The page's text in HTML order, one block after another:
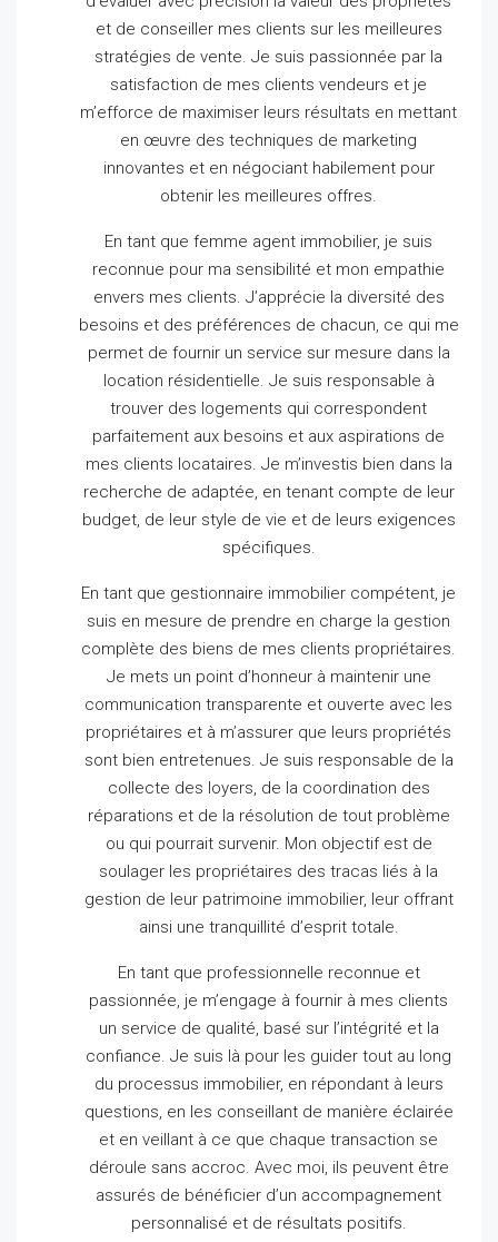
et de conseiller mes clients sur les meilleures
stratégies de vente.Je suis passionnée par la
satisfaction de mes clients vendeurs et je
m’efforce de maximiser leurs résultats en mettant
en œuvre des techniques de marketing
innovantes et en négociant habilement pour
obtenir les meilleures offres.
En tant que femme agent immobilier, je suis
reconnue pour ma sensibilité et mon empathie
envers mes clients. J’apprécie la diversité des
besoins et des préférences de chacun, ce qui me
permet de fournir un service sur mesure dans la
location résidentielle. Je suis responsable à
trouver des logements qui correspondent
parfaitement aux besoins et aux aspirations de
mes clients locataires. Je m’investis bien dans la
recherche de adaptée, en tenant compte de leur
budget, de leur style de vie et de leurs exigences
spécifiques.
En tant que gestionnaire immobilier compétent, je
suis en mesure de prendre en charge la gestion
complète des biens de mes clients propriétaires.
Je mets un point d’honneur à maintenir une
communication transparente et ouverte avec les
propriétaires et à m’assurer que leurs propriétés
sont bien entretenues. Je suis responsable de la
collecte des loyers, de la coordination des
réparations et de la résolution de tout problème
ou qui pourrait survenir. Mon objectif est de
soulager les propriétaires des tracas liés à la
gestion de leur patrimoine immobilier, leur offrant
ainsi une tranquillité d’esprit totale.
En tant que professionnelle reconnue et
passionnée, je m’engage à fournir à mes clients
un service de qualité, basé sur l’intégrité et la
confiance.Je suis là pour les guider tout au long
du processus immobilier, en répondant à leurs
questions, en les conseillant de manière éclairée
et en veillant à ce que chaque transaction se
déroule sans accroc. Avec moi, ils peuvent être
assurés de bénéficier d’un accompagnement
personnalisé et de résultats positifs.